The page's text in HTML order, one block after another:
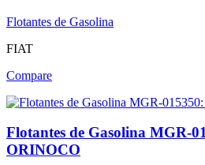
Flotantes de Gasolina
FIAT
Compare
Flotantes de Gasolina MGR-
ORINOCO